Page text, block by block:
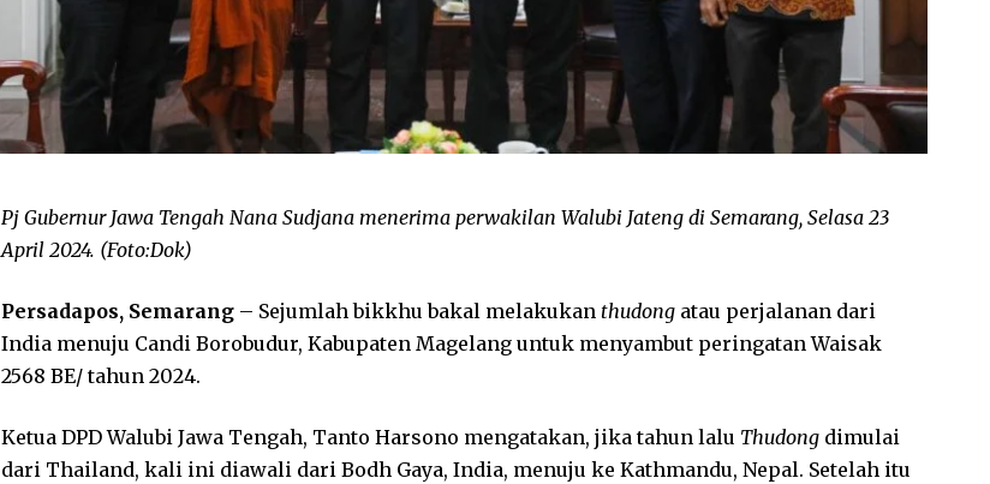
Pj Gubernur Jawa Tengah Nana Sudjana menerima perwakilan Walubi Jateng di Semarang, Selasa 23
April 2024. (Foto:Dok)
Persadapos, Semarang – Sejumlah bikkhu bakal melakukan thudong atau perjalanan dari
India menuju Candi Borobudur, Kabupaten Magelang untuk menyambut peringatan Waisak
2568 BE/ tahun 2024.
Ketua DPD Walubi Jawa Tengah, Tanto Harsono mengatakan, jika tahun lalu Thudong dimulai
dari Thailand, kali ini diawali dari Bodh Gaya, India, menuju ke Kathmandu, Nepal. Setelah itu